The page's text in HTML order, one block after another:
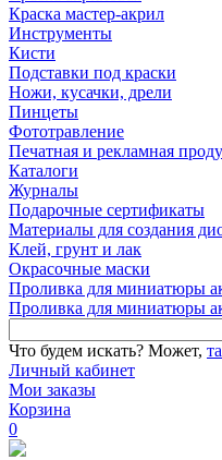
Краска мастер-акрил
Инструменты
Кисти
Подставки под краски
Ножи, кусачки, дрели
Пинцеты
Фототравление
Печатная и рекламная
Каталоги
Журналы
Подарочные сертификаты
Материалы для создания
Клей, грунт и лак
Окрасочные маски
Проливка для миниатюры
Проливка для миниатюры
Что будем искать? Может,
Личный кабинет
Мои заказы
Корзина
0